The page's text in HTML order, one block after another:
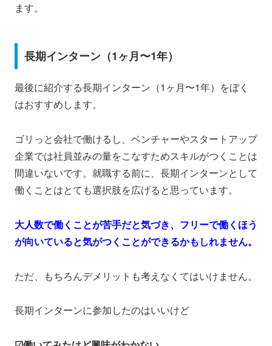
ます。
長期インターン（1ヶ月〜1年）
最後に紹介する長期インターン（1ヶ月〜1年）をぼく
はおすすめします。
ゴリっと会社で働けるし、ベンチャーやスタートアップ
企業では社員並みの量をこなすためスキルがつくことは
間違いないです。就職する前に、長期インターンとして
働くことはとても選択肢を広げると思っています。
大人数で働くことが苦手だと気づき、フリーで働くほう
が向いていると気がつくことができるかもしれません。
ただ、もちろんデメリットも考えなくてはいけません。
長期インターンに参加したのはいいけど